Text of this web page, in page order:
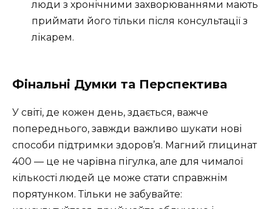
люди з хронічними захворюваннями мають
приймати його тільки після консультації з
лікарем.
Фінальні Думки та Перспектива
У світі, де кожен день, здається, важче
попереднього, завжди важливо шукати нові
способи підтримки здоров’я. Магний глицинат
400 — це не чарівна пігулка, але для чималої
кількості людей це може стати справжнім
порятунком. Тільки не забувайте: